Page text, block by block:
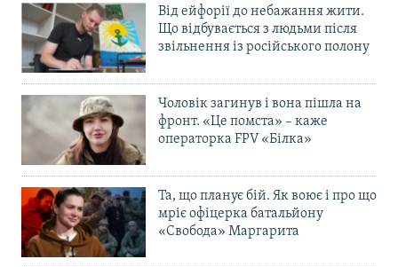
Від ейфорії до небажання жити.
Що відбувається з людьми після
звільнення із російського полону
Чоловік загинув і вона пішла на
фронт. «Це помста» – каже
операторка FPV «Білка»
Та, що планує бій. Як воює і про що
мріє офіцерка батальйону
«Свобода» Маргарита